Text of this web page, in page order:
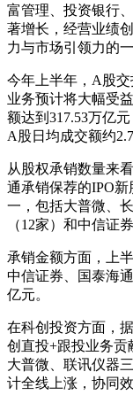
富管理、投资银行
著增长，经营业绩
力与市场引领力的
今年上半年，A股
业务预计将大幅受
额达到317.53万亿
A股日均成交额约
从股权承销数量来
通承销保荐的IPO
一，包括大普微、
（12家）和中信证
承销金额方面，上
中信证券、国泰海
亿元。
在科创投资方面，
创直投+跟投业务贡
大普微、联讯仪器
计全线上涨，协同效